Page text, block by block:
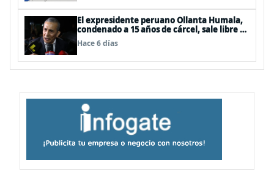
El expresidente peruano Ollanta Humala,
condenado a 15 años de cárcel, sale libre al
anularse su caso
Hace 6 días